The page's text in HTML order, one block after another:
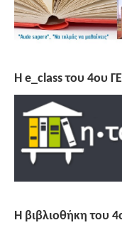
H e_class του 4ου
Η βιβλιοθήκη του